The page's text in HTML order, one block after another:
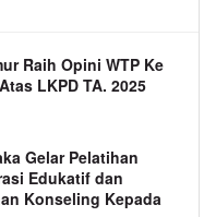
Raih Opini WTP Ke
LKPD TA. 2025
Gelar Pelatihan
Edukatif dan
Konseling Kepada